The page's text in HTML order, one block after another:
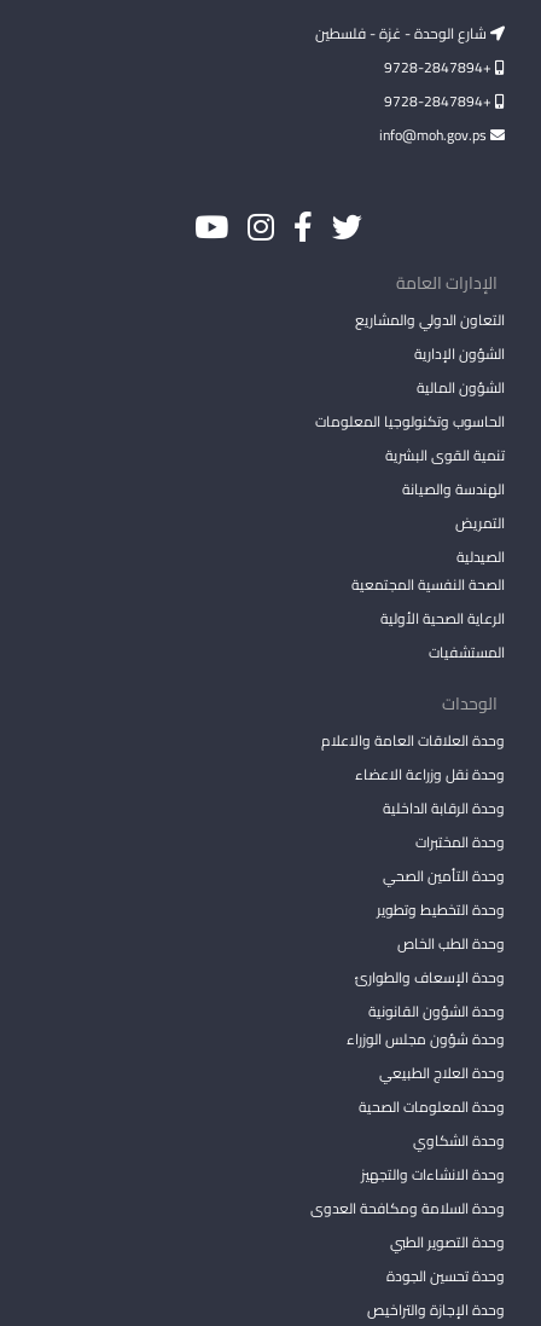
شارع الوحدة - غزة - فلسطين
+9728-2847894
+9728-2847894
الإدارات العامة
التعاون الدولي والمشاريع
الشؤون الإدارية
الشؤون المالية
الحاسوب وتكنولوجيا المعلومات
تنمية القوى البشرية
الهندسة والصيانة
التمريض
الصيدلية
الصحة النفسية المجتمعية
الرعاية الصحية الأولية
المستشفيات
الوحدات
وحدة العلاقات العامة والاعلام
وحدة نقل وزراعة الاعضاء
وحدة الرقابة الداخلية
وحدة المختبرات
وحدة التأمين الصحي
وحدة التخطيط وتطوير
وحدة الطب الخاص
وحدة الإسعاف والطوارئ
وحدة الشؤون القانونية
وحدة شؤون مجلس الوزراء
وحدة العلاج الطبيعي
وحدة المعلومات الصحية
وحدة الشكاوي
وحدة الانشاءات والتجهيز
وحدة السلامة ومكافحة العدوى
وحدة التصوير الطبي
وحدة تحسين الجودة
وحدة الإجازة والتراخيص